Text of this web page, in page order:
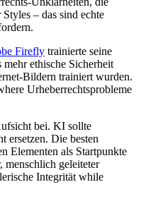
– das sind echte
Firefly trainierte seine
ethische Sicherheit
Bildern trainiert wurden.
Urheberrechtsprobleme
bei. KI sollte
ersetzen. Die besten
Elementen als Startpunkte
menschlich geleiteter
Integrität while